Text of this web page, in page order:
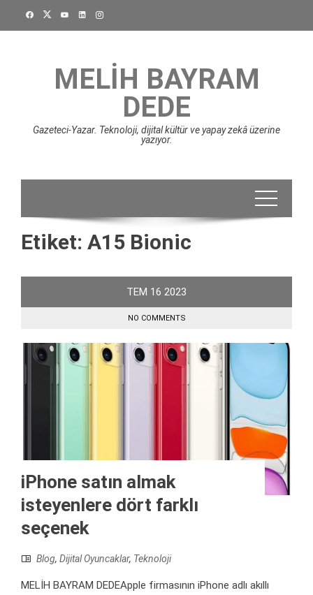
MELIH BAYRAM
DEDE
Gazeteci-Yazar. Teknoloji, dijital kültür ve yapay zekâ üzerine
yazıyor.
Etiket: A15 Bionic
TEM 16 2023
NO COMMENTS
iPhone satın almak
isteyenlere dört farklı
seçenek
Blog, Dijital Oyuncaklar, Teknoloji
MELİH BAYRAM DEDEApple firmasının iPhone adlı akıllı